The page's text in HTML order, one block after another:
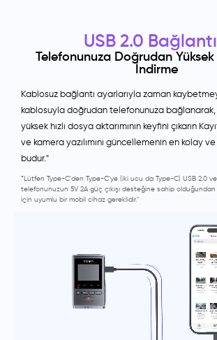
USB 2.0
Telefonunuza Doğrudan Yüksek
İndirme
Kablosuz bağlantı ayarlarıyla zaman
kablosuyla doğrudan telefonunuza
yüksek hızlı dosya aktarımının keyfini çıkarın
ve kamera yazılımını güncellemenin en kolay ve
budur."
*Lütfen Type-C'den Type-C'ye (iki ucu da Type-C) USB 2.0
telefonunuzun 5V 2A güç çıkışı desteğine sahip olduğundan
için uyumlu bir mobil cihaz gereklidir."